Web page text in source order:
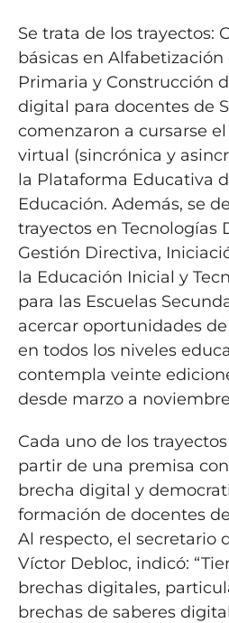
Se trata de los trayectos:
básicas en
Primaria y Construcción
digital para docentes de
comenzaron a cursarse
virtual (sincrónica y
la Plataforma Educativa
Educación. Además, se
trayectos en Tecnologías
Gestión Directiva,
la Educación Inicial y
para las Escuelas
acercar oportunidades
en todos los niveles
contempla veinte
desde marzo a
Cada uno de los
partir de una premisa
brecha digital y
formación de docentes
Al respecto, el secretario
Víctor Debloc, indicó:
brechas digitales,
brechas de saberes